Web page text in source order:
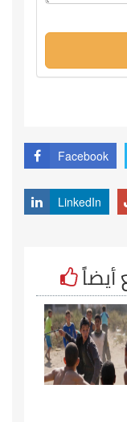
Facebook
LinkedIn
أيضاً